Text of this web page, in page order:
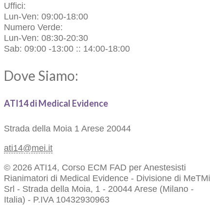
Uffici:
Lun-Ven: 09:00-18:00
Numero Verde:
Lun-Ven: 08:30-20:30
Sab: 09:00 -13:00 :: 14:00-18:00
Dove Siamo:
ATI14 di Medical Evidence
Strada della Moia 1 Arese 20044
ati14@mei.it
© 2026 ATI14, Corso ECM FAD per Anestesisti
Rianimatori di Medical Evidence - Divisione di MeTMi
Srl - Strada della Moia, 1 - 20044 Arese (Milano -
Italia) - P.IVA 10432930963